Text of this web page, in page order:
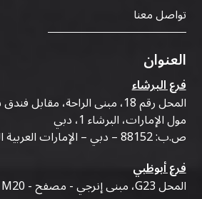
تواصل معنا
العنوان
فرع البرشاء
المحل رقم 18، مبنى الراحة،
مول الإمارات، البرشاء 1، دبي
ص.ب: 88152 – دبي – الإمارات العربية المتحدة
فرع أبوظبي
المحل G23، مبنى إنرجي - مصفح - M20 - أبوظبي